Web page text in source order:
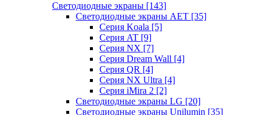
Светодиодные экраны [143]
Светодиодные экраны AET [35]
Cерия Koala [5]
Серия AT [9]
Серия NX [7]
Серия Dream Wall [4]
Серия QR [4]
Серия NX Ultra [4]
Серия iMira 2 [2]
Светодиодные экраны LG [20]
Светодиодные экраны Unilumin [35]